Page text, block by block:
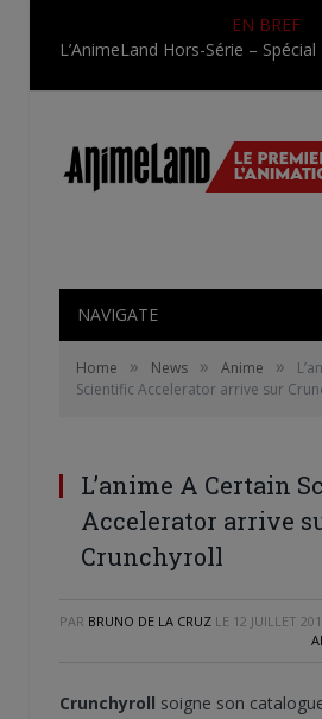
EN BREF
NAVIGATE
Home » News » Anime »
Scientific Accelerator arrive sur
L’anime A Certain
Accelerator arrive
Crunchyroll
PAR BRUNO DE LA CRUZ LE 12 JUILLET
Crunchyroll soigne son